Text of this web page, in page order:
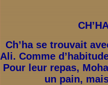
Ch’ha se trouvait
Ali. Comme
Pour leur repas,
un pain,